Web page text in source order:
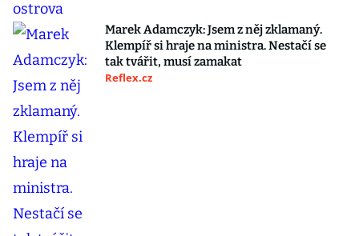
Marek Adamczyk: Jsem z něj zklamaný.
Klempíř si hraje na ministra. Nestačí se
tak tvářit, musí zamakat
Reflex.cz